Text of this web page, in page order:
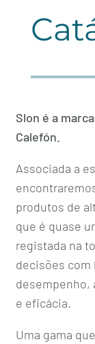
Slon é a
Calefón.
Associada a
produtos de
que é quase
registada na
decisões com
desempenho,
e eficácia.
Uma gama